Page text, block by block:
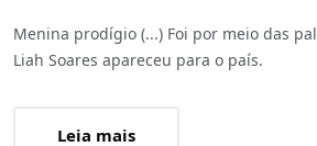
Menina prodígio (...) Foi por meio das
Liah Soares apareceu para o país.
Leia mais